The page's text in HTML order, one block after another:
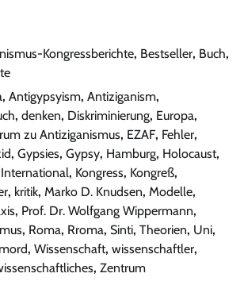
Kongressberichte, Bestseller, Buch,
, Antigypsyism, Antiziganism,
, denken, Diskriminierung, Europa,
zu Antiziganismus, EZAF, Fehler,
, Gypsies, Gypsy, Hamburg, Holocaust,
International, Kongress, Kongreß,
, kritik, Marko D. Knudsen, Modelle,
, Prof. Dr. Wolfgang Wippermann,
, Roma, Rroma, Sinti, Theorien, Uni,
, Wissenschaft, wissenschaftler,
, Zentrum